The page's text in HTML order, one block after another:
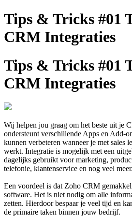
Tips & Tricks #01
CRM Integraties
Tips & Tricks #01
CRM Integraties
Wij helpen jou graag om het beste uit je
ondersteunt verschillende Apps en Add-
kunnen verbeteren wanneer je met sales
werkt. Integratie is mogelijk met een
dagelijks gebruikt voor marketing,
telefonie, klantenservice en nog veel meer.
Een voordeel is dat Zoho CRM
software. Het is niet nodig om alle
zetten. Hierdoor bespaar je veel tijd en
de primaire taken binnen jouw bedrijf.